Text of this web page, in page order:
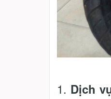
1. Dịch